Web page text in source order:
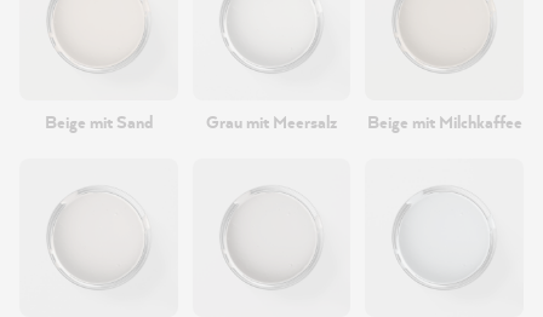
Beige mit Sand Grau mit Meersalz Beige mit Milchkaffee